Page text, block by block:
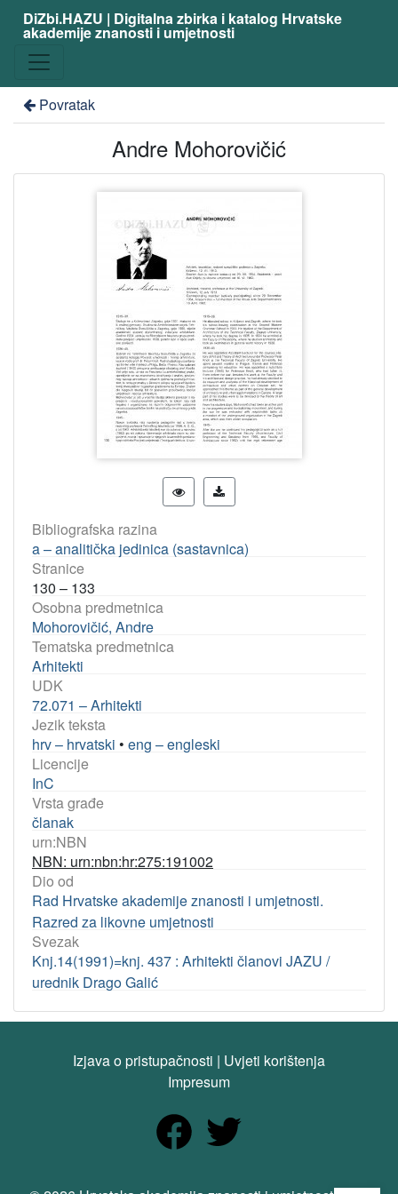
DiZbi.HAZU | Digitalna zbirka i katalog Hrvatske
akademije znanosti i umjetnosti
Povratak
Andre Mohorovičić
Bibliografska razina
a – analitička jedinica (sastavnica)
Stranice
130 – 133
Osobna predmetnica
Mohorovičić, Andre
Tematska predmetnica
Arhitekti
UDK
72.071 – Arhitekti
Jezik teksta
hrv – hrvatski • eng – engleski
Licencije
InC
Vrsta građe
članak
urn:NBN
NBN: urn:nbn:hr:275:191002
Dio od
Rad Hrvatske akademije znanosti i umjetnosti.
Razred za likovne umjetnosti
Svezak
Knj.14(1991)=knj. 437 : Arhitekti članovi JAZU /
urednik Drago Galić
Izjava o pristupačnosti | Uvjeti korištenja
Impresum